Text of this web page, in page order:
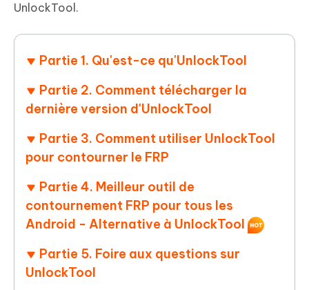
UnlockTool.
Partie 1. Qu'est-ce qu'UnlockTool
Partie 2. Comment télécharger la
dernière version d'UnlockTool
Partie 3. Comment utiliser UnlockTool
pour contourner le FRP
Partie 4. Meilleur outil de
contournement FRP pour tous les
Android - Alternative à UnlockTool
Partie 5. Foire aux questions sur
UnlockTool